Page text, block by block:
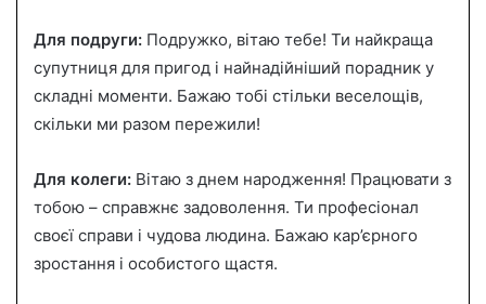
Для подруги: Подружко, вітаю тебе! Ти найкраща
супутниця для пригод і найнадійніший порадник у
складні моменти. Бажаю тобі стільки веселощів,
скільки ми разом пережили!
Для колеги: Вітаю з днем народження! Працювати з
тобою – справжнє задоволення. Ти професіонал
своєї справи і чудова людина. Бажаю кар’єрного
зростання і особистого щастя.